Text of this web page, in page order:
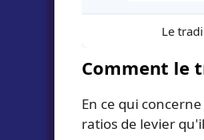
Le
Comment le
En ce qui
ratios de levier